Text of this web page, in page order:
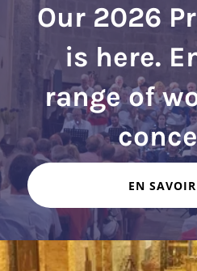
Our 2026
is here.
range of
EN